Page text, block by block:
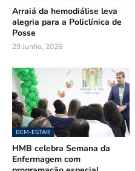
Arraiá da hemodiálise leva
alegria para a Policlínica de
Posse
29 Junho, 2026
BEM-ESTAR
HMB celebra Semana da
Enfermagem com